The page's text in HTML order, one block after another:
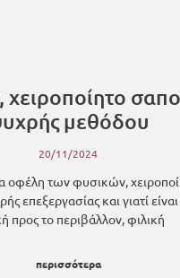
μεθόδου
20/11/2024
οφέλη των φυσικών,
επεξεργασίας και γιατί είναι
προς το περιβάλλον, φιλική
περισσότερα